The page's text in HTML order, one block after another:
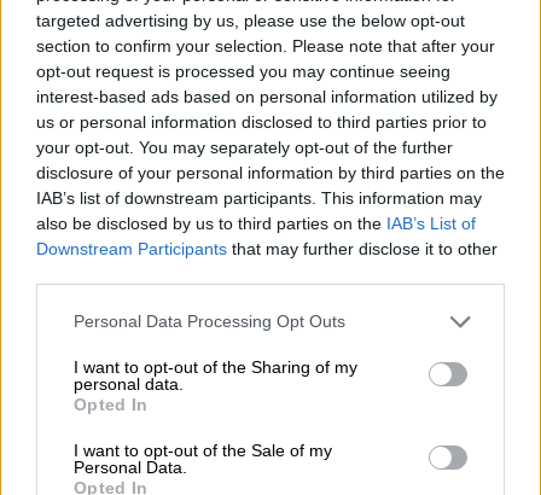
targeted advertising by us, please use the below opt-out
section to confirm your selection. Please note that after your
opt-out request is processed you may continue seeing
interest-based ads based on personal information utilized by
us or personal information disclosed to third parties prior to
your opt-out. You may separately opt-out of the further
disclosure of your personal information by third parties on the
IAB’s list of downstream participants. This information may
also be disclosed by us to third parties on the IAB’s List of
Downstream Participants that may further disclose it to other
Please note that this website/app uses one or more Google
not limited to your visit or usage behaviour. You may click to
grant or deny consent to Google and its third-party tags to
use your data for below specified purposes in below Google
consent section.
Personal Data Processing Opt Outs
I want to opt-out of the Sharing of my
personal data.
Opted In
I want to opt-out of the Sale of my
Personal Data.
Opted In
Ελλάδα|27.02.2019 14:35
Κεφαλονιά: «Φτερά» έκαναν 2,2 εκατ.
ευρώ για τους σεισμοπαθείς (vid)
κατασκευή εργατικών κατοικιών για τους
σεισμοπαθείς
ΑΛΛΑ #TAGS
ειδήσεις τώρα
σεισμός